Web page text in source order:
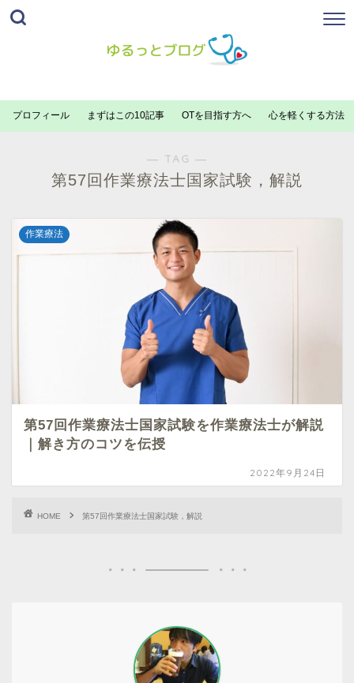
プロフィール まずはこの10記事 OTを目指す方へ 心を軽くする方法
― TAG ―
第57回作業療法士国家試験，解説
作業療法
第57回作業療法士国家試験を作業療法士が解説
｜解き方のコツを伝授
2022年9月24日
HOME 第57回作業療法士国家試験，解説